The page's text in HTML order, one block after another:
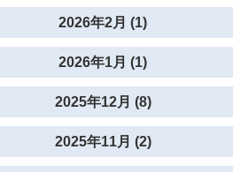
2026年2月 (1)
2026年1月 (1)
2025年12月 (8)
2025年11月 (2)